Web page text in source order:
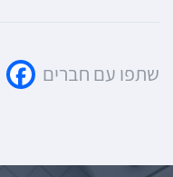
שתפו עם חברים